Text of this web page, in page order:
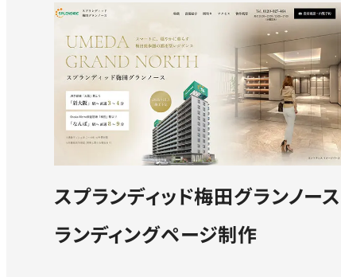
スプランディッド梅田グランノース
ランディングページ制作